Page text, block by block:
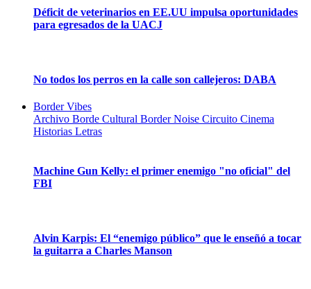
Déficit de veterinarios en EE.UU impulsa oportunidades
para egresados de la UACJ
No todos los perros en la calle son callejeros: DABA
Border Vibes
Archivo Borde Cultural Border Noise Circuito Cinema
Historias Letras
Machine Gun Kelly: el primer enemigo "no oficial" del
FBI
Alvin Karpis: El “enemigo público” que le enseñó a tocar
la guitarra a Charles Manson